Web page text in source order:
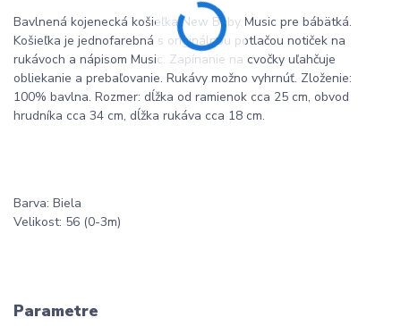
Bavlnená kojenecká košieľka New Baby Music pre bábätká.
Košieľka je jednofarebná s originálnou potlačou notiček na
rukávoch a nápisom Music. Zapínanie na cvočky uľahčuje
obliekanie a prebaľovanie. Rukávy možno vyhrnúť. Zloženie:
100% bavlna. Rozmer: dĺžka od ramienok cca 25 cm, obvod
hrudníka cca 34 cm, dĺžka rukáva cca 18 cm.
Barva: Biela
Velikost: 56 (0-3m)
Parametre